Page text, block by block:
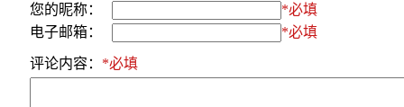
您的昵称：
*必填
电子邮箱：
*必填
评论内容： *必填